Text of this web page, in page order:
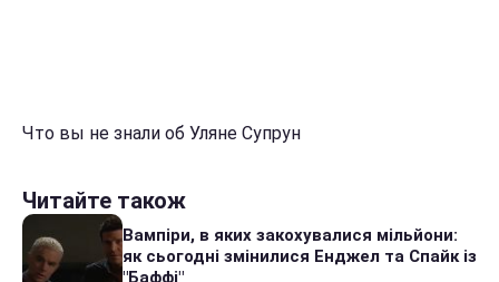
Что вы не знали об Уляне Супрун
Читайте також
Вампіри, в яких закохувалися мільйони:
як сьогодні змінилися Енджел та Спайк із
"Баффі"